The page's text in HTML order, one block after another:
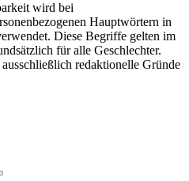
wird bei
Hauptwörtern in
Diese Begriffe gelten im
für alle Geschlechter.
redaktionelle Gründe